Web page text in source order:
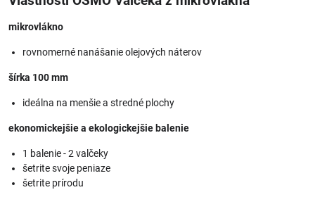
mikrovlákno
rovnomerné nanášanie olejových náterov
šírka 100 mm
ideálna na menšie a stredné plochy
ekonomickejšie a ekologickejšie balenie
1 balenie - 2 valčeky
šetrite svoje peniaze
šetrite prírodu